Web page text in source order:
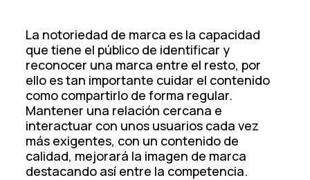
La notoriedad de marca es la capacidad
que tiene el público de identificar y
reconocer una marca entre el resto, por
ello es tan importante cuidar el contenido
como compartirlo de forma regular.
Mantener una relación cercana e
interactuar con unos usuarios cada vez
más exigentes, con un contenido de
calidad, mejorará la imagen de marca
destacando así entre la competencia.